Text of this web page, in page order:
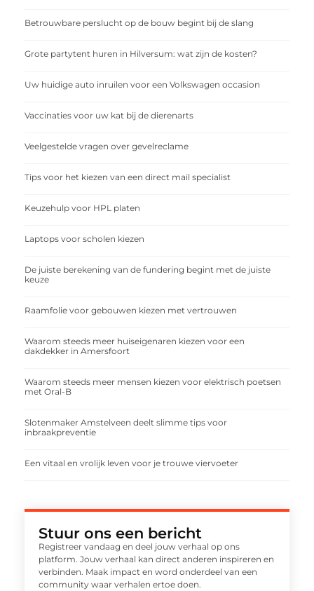
Betrouwbare perslucht op de bouw begint bij de slang
Grote partytent huren in Hilversum: wat zijn de kosten?
Uw huidige auto inruilen voor een Volkswagen occasion
Vaccinaties voor uw kat bij de dierenarts
Veelgestelde vragen over gevelreclame
Tips voor het kiezen van een direct mail specialist
Keuzehulp voor HPL platen
Laptops voor scholen kiezen
De juiste berekening van de fundering begint met de juiste
keuze
Raamfolie voor gebouwen kiezen met vertrouwen
Waarom steeds meer huiseigenaren kiezen voor een
dakdekker in Amersfoort
Waarom steeds meer mensen kiezen voor elektrisch poetsen
met Oral-B
Slotenmaker Amstelveen deelt slimme tips voor
inbraakpreventie
Een vitaal en vrolijk leven voor je trouwe viervoeter
Stuur ons een bericht
Registreer vandaag en deel jouw verhaal op ons
platform. Jouw verhaal kan direct anderen inspireren en
verbinden. Maak impact en word onderdeel van een
community waar verhalen ertoe doen.